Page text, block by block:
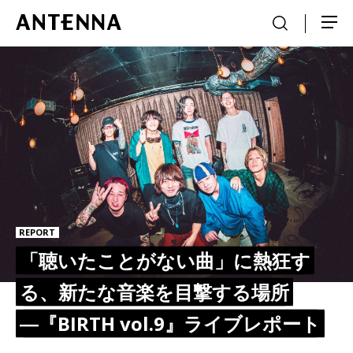
REPORT
「聴いたことがない曲」に熱狂す
る、新たな音楽を目撃する場所
―『BIRTH vol.9』ライブレポート